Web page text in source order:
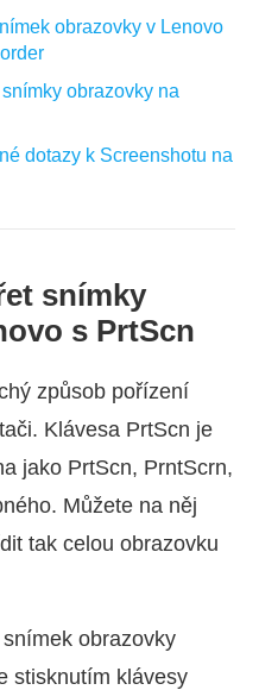
obrazovky v Lenovo
obrazovky na
dotazy k Screenshotu na
snímky
s PrtScn
způsob pořízení
Klávesa PrtScn je
jako PrtScn, PrntScrn,
Můžete na něj
tak celou obrazovku
obrazovky
stisknutím klávesy